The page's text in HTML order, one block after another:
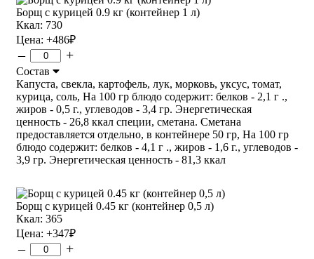
Борщ с курицей 0.9 кг (контейнер 1 л)
Ккал: 730
Цена: +486₽
– +
Состав
Капуста, свекла, картофель, лук, морковь, уксус, томат,
курица, соль, На 100 гр блюдо содержит: белков - 2,1 г .,
жиров - 0,5 г., углеводов - 3,4 гр. Энергетическая
ценность - 26,8 ккал специи, сметана. Сметана
предоставляется отдельно, в контейнере 50 гр, На 100 гр
блюдо содержит: белков - 4,1 г ., жиров - 1,6 г., углеводов -
3,9 гр. Энергетическая ценность - 81,3 ккал
Борщ с курицей 0.45 кг (контейнер 0,5 л)
Ккал: 365
Цена: +347₽
– +